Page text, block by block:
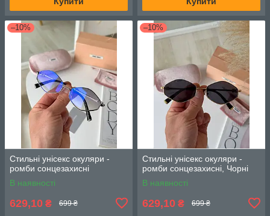
–10%
Стильні унісекс окуляри -
ромби сонцезахисні
В наявності
629,10 ₴ 699 ₴
–10%
Стильні унісекс окуляри -
ромби сонцезахисні, Чорні
В наявності
629,10 ₴ 699 ₴